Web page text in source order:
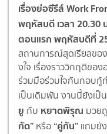
เรื่องย่อซีรีส์ Work
พฤหัสบดี เวลา 20.30
ตอนแรก พฤหัสบดีที่
สถานการณ์สุดเรียลขอ
งใจ เรื่องราววิกฤติขอ
ร่วมมือร่วมใจกันกอบกู้
เป็นเดิมพัน งานนี้ยังเป็
ยู กับ หยาดพิรุณ มวย
กัด” หรือ “คู่กัน” แถมยั